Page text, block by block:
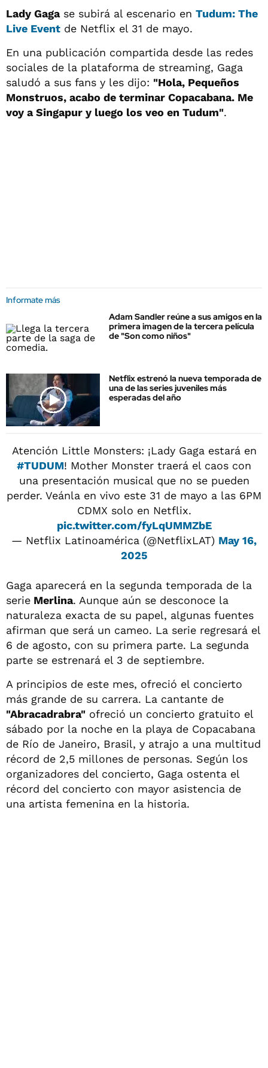
Lady Gagase subirá al escenario en Tudum: The
Live Event de Netflix el 31 de mayo.
En una publicación compartida desde las redes
sociales de la plataforma de streaming, Gaga
saludó a sus fans y les dijo: "Hola, Pequeños
Monstruos, acabo de terminar Copacabana. Me
voy a Singapur y luego los veo en Tudum".
Informate más
Adam Sandler reúne a sus amigos en la
primera imagen de la tercera película
de "Son como niños"
Netflix estrenó la nueva temporada de
una de las series juveniles más
esperadas del año
Atención Little Monsters: ¡Lady Gaga estará en
#TUDUM! Mother Monster traerá el caos con
una presentación musical que no se pueden
perder. Veánla en vivo este 31 de mayo a las 6PM
CDMX solo en Netflix.
pic.twitter.com/fyLqUMMZbE
— Netflix Latinoamérica (@NetflixLAT) May 16,
2025
Gaga aparecerá en la segunda temporada de la
serie Merlina. Aunque aún se desconoce la
naturaleza exacta de su papel, algunas fuentes
afirman que será un cameo. La serie regresará el
6 de agosto, con su primera parte. La segunda
parte se estrenará el 3 de septiembre.
A principios de este mes, ofreció el concierto
más grande de su carrera. La cantante de
"Abracadrabra" ofreció un concierto gratuito el
sábado por la noche en la playa de Copacabana
de Río de Janeiro, Brasil, y atrajo a una multitud
récord de 2,5 millones de personas. Según los
organizadores del concierto, Gaga ostenta el
récord del concierto con mayor asistencia de
una artista femenina en la historia.